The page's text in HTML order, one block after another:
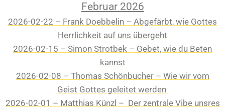
Februar 2026
2026-02-22 – Frank Doebbelin – Abgefärbt, wie Gottes
Herrlichkeit auf uns übergeht
2026-02-15 – Simon Strotbek – Gebet, wie du Beten
kannst
2026-02-08 – Thomas Schönbucher – Wie wir vom
Geist Gottes geleitet werden
2026-02-01 – Matthias Künzl – Der zentrale Vibe unsres